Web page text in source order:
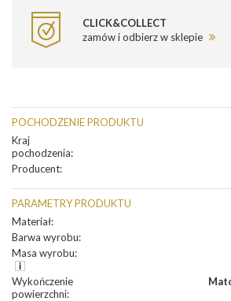
CLICK&COLLECT
zamów i odbierz w sklepie
POCHODZENIE PRODUKTU
Kraj
pochodzenia:
Producent:
PARAMETRY PRODUKTU
Materiał:
Barwa wyrobu:
Masa wyrobu:
Wykończenie
powierzchni: